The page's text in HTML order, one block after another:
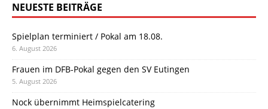
NEUESTE BEITRÄGE
Spielplan terminiert / Pokal am 18.08.
6. August 2026
Frauen im DFB-Pokal gegen den SV Eutingen
5. August 2026
Nock übernimmt Heimspielcatering